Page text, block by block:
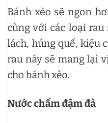
Bánh xèo sẽ ngon
cùng với các loại
lách, húng quế, kiệu
rau này sẽ mang lại
cho bánh xèo.
Nước chấm đậm đà